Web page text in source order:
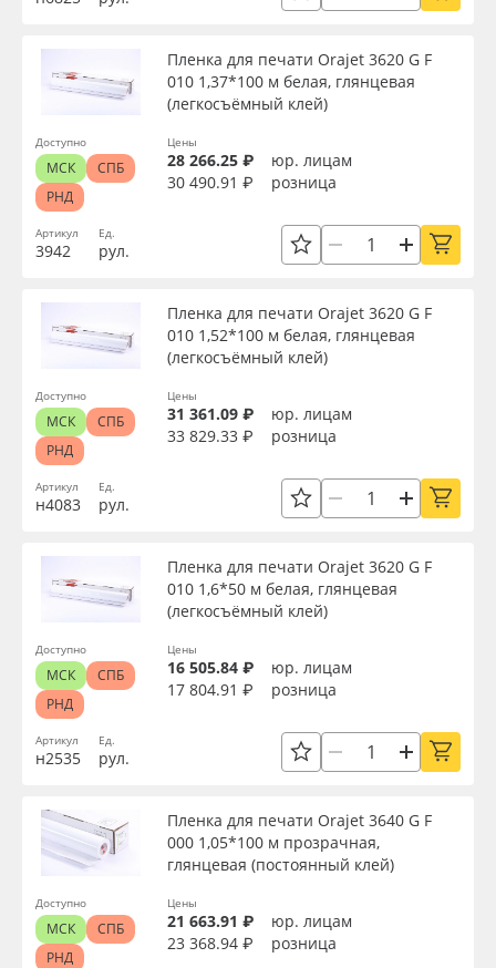
Артикул
3942
Пленка для печати Orajet 3620 G F
010 1,37*100 м белая, глянцевая
(легкосъёмный клей)
Ед.
рул.
Цены
28 266.25 ₽
юр. лицам
30 490.91 ₽
розница
Доступно
МСК
СПБ
РНД
Артикул
н4083
Пленка для печати Orajet 3620 G F
010 1,52*100 м белая, глянцевая
(легкосъёмный клей)
Ед.
рул.
Цены
31 361.09 ₽
юр. лицам
33 829.33 ₽
розница
Доступно
МСК
СПБ
РНД
Артикул
н2535
Пленка для печати Orajet 3620 G F
010 1,6*50 м белая, глянцевая
(легкосъёмный клей)
Ед.
рул.
Цены
16 505.84 ₽
юр. лицам
17 804.91 ₽
розница
Доступно
МСК
СПБ
РНД
Пленка для печати Orajet 3640 G F
000 1,05*100 м прозрачная,
глянцевая (постоянный клей)
Цены
21 663.91 ₽
юр. лицам
23 368.94 ₽
розница
Доступно
МСК
СПБ
РНД